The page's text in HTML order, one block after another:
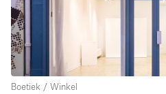
Boetiek / Winkel